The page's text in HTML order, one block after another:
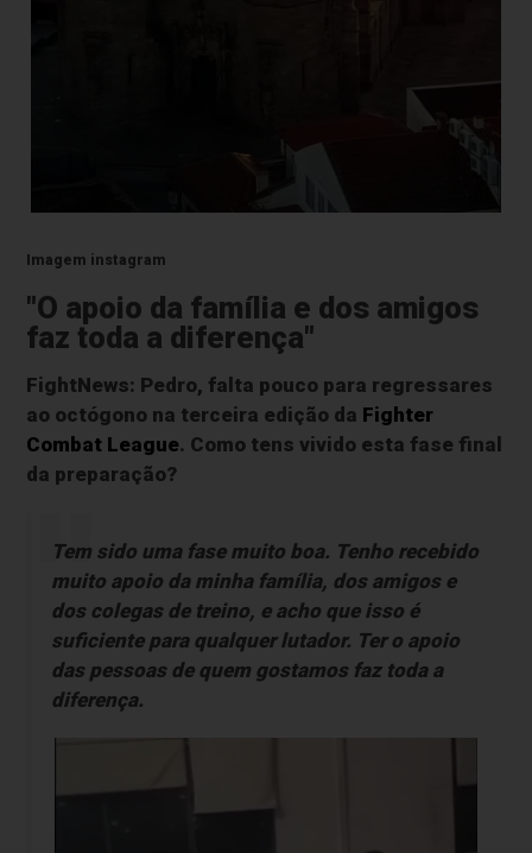
Imagem instagram
"O apoio da família e dos amigos
faz toda a diferença"
FightNews: Pedro, falta pouco para regressares
ao octógono na terceira edição da Fighter
Combat League. Como tens vivido esta fase final
da preparação?
Tem sido uma fase muito boa. Tenho recebido
muito apoio da minha família, dos amigos e
dos colegas de treino, e acho que isso é
suficiente para qualquer lutador. Ter o apoio
das pessoas de quem gostamos faz toda a
diferença.